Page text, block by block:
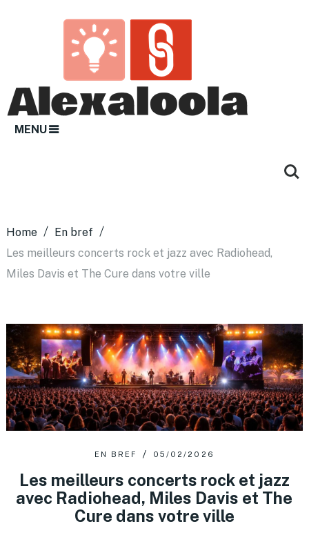
MENU
Home
En bref
Les meilleurs concerts rock et jazz avec Radiohead,
Miles Davis et The Cure dans votre ville
EN BREF 05/02/2026
Les meilleurs concerts rock et jazz
avec Radiohead, Miles Davis et The
Cure dans votre ville